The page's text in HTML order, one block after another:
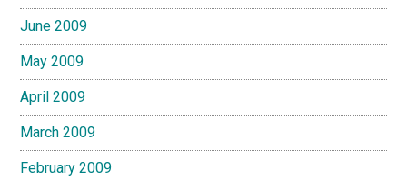
June 2009
May 2009
April 2009
March 2009
February 2009